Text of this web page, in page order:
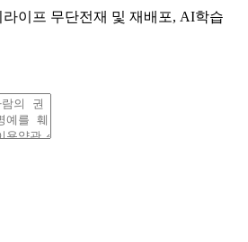
이프 무단전재 및 재배포, AI학습